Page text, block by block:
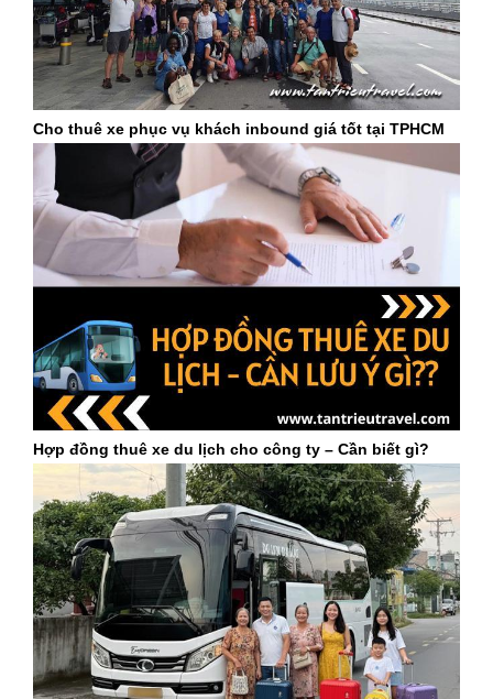
Cho thuê xe phục vụ khách inbound giá tốt tại TPHCM
Hợp đồng thuê xe du lịch cho công ty – Cần biết gì?